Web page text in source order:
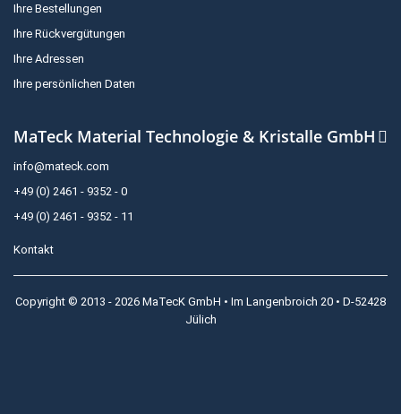
Ihre Bestellungen
Ihre Rückvergütungen
Ihre Adressen
Ihre persönlichen Daten
MaTeck Material Technologie & Kristalle GmbH
info@mateck.com
+49 (0) 2461 - 9352 - 0
+49 (0) 2461 - 9352 - 11
Kontakt
Copyright © 2013 - 2026 MaTecK GmbH • Im Langenbroich 20 • D-52428
Jülich